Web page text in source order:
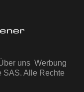
uns Werbung
SAS. Alle Rechte